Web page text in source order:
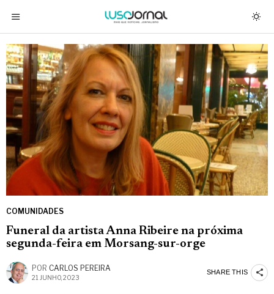
COMUNIDADES
Funeral da artista Anna Ribeire na próxima
segunda-feira em Morsang-sur-orge
POR CARLOS PEREIRA
21 JUNHO, 2023
SHARE THIS